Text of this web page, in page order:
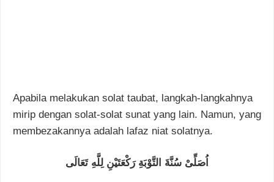
Apabila melakukan solat taubat, langkah-langkahnya
mirip dengan solat-solat sunat yang lain. Namun, yang
membezakannya adalah lafaz niat solatnya.
اُصَلِّىْ سُنَّةَ التَّوْبَةِ رَكْعَتَيْنِ لِلَّهِ تَعَالَى